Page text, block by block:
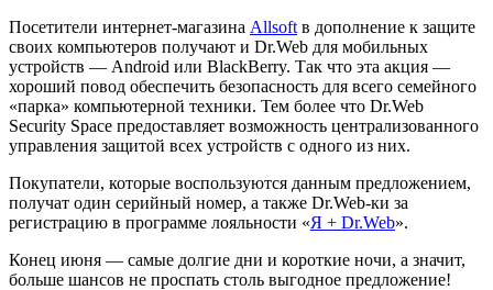
Посетители интернет-магазина Allsoft в дополнение к защите
своих компьютеров получают и Dr.Web для мобильных
устройств — Android или BlackBerry. Так что эта акция —
хороший повод обеспечить безопасность для всего семейного
«парка» компьютерной техники. Тем более что Dr.Web
Security Space предоставляет возможность централизованного
управления защитой всех устройств с одного из них.
Покупатели, которые воспользуются данным предложением,
получат один серийный номер, а также Dr.Web-ки за
регистрацию в программе лояльности «Я + Dr.Web».
Конец июня — самые долгие дни и короткие ночи, а значит,
больше шансов не проспать столь выгодное предложение!